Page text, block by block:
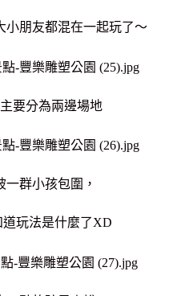
小朋友都混在一起玩了～
要分為兩邊場地
一群小孩包圍，
道玩法是什麼了XD